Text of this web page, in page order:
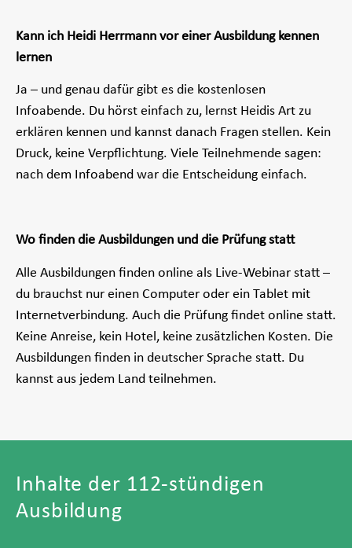
Kann ich Heidi Herrmann vor einer Ausbildung kennen
lernen
Ja – und genau dafür gibt es die kostenlosen
Infoabende. Du hörst einfach zu, lernst Heidis Art zu
erklären kennen und kannst danach Fragen stellen. Kein
Druck, keine Verpflichtung. Viele Teilnehmende sagen:
nach dem Infoabend war die Entscheidung einfach.
Wo finden die Ausbildungen und die Prüfung statt
Alle Ausbildungen finden online als Live-Webinar statt –
du brauchst nur einen Computer oder ein Tablet mit
Internetverbindung. Auch die Prüfung findet online statt.
Keine Anreise, kein Hotel, keine zusätzlichen Kosten. Die
Ausbildungen finden in deutscher Sprache statt. Du
kannst aus jedem Land teilnehmen.
Inhalte der 112-stündigen
Ausbildung